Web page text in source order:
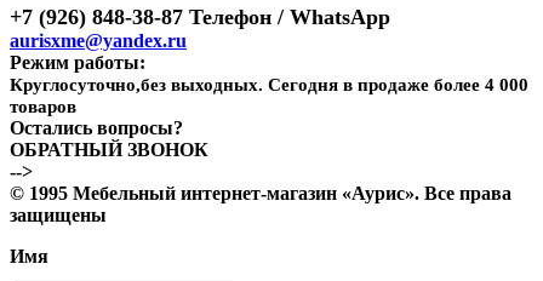
+7 (926) 848-38-87 Телефон / WhatsApp
aurisxme@yandex.ru
Режим работы:
Круглосуточно,без выходных. Сегодня в продаже более 4 000
товаров
Остались вопросы?
ОБРАТНЫЙ ЗВОНОК
-->
© 1995 Мебельный интернет-магазин «Аурис». Все права
защищены
Имя